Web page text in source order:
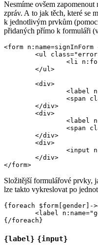
Nesmíme ovšem
zpráv. A to jak těch, které se
k jednotlivým prvkům
přidaných přímo k formuláři
<form n:name=signInForm
Složitější formulářové prvky,
lze takto vykreslovat po
{foreach $form[gender]-
{label} {input}